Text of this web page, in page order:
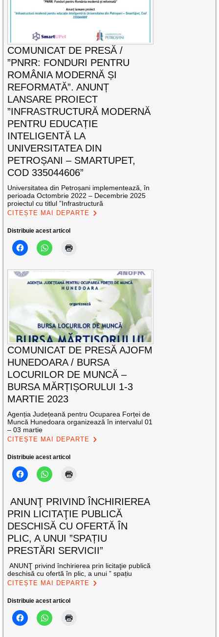
COMUNICAT DE PRESĂ /
”PNRR: FONDURI PENTRU
ROMÂNIA MODERNĂ ȘI
REFORMATĂ”. ANUNȚ
LANSARE PROIECT
”INFRASTRUCTURĂ MODERNĂ
PENTRU EDUCAȚIE
INTELIGENTĂ LA
UNIVERSITATEA DIN
PETROȘANI – SMARTUPET,
COD 335044606”
Universitatea din Petroșani implementează, în
perioada Octombrie 2022 – Decembrie 2025
proiectul cu titlul ”Infrastructură
CITEȘTE MAI DEPARTE
Distribuie acest articol
COMUNICAT DE PRESĂ AJOFM
HUNEDOARA / BURSA
LOCURILOR DE MUNCĂ –
BURSA MĂRȚIȘORULUI 1-3
MARTIE 2023
Agenția Județeană pentru Ocuparea Forței de
Muncă Hunedoara organizează în intervalul 01
– 03 martie
CITEȘTE MAI DEPARTE
Distribuie acest articol
ANUNŢ PRIVIND ÎNCHIRIEREA
PRIN LICITAŢIE PUBLICĂ
DESCHISĂ CU OFERTĂ ÎN
PLIC, A UNUI ”SPAȚIU
PRESTĂRI SERVICII”
ANUNŢ privind închirierea prin licitaţie publică
deschisă cu ofertă în plic, a unui ” spațiu
CITEȘTE MAI DEPARTE
Distribuie acest articol